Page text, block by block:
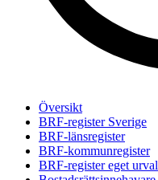
Översikt
BRF-register Sverige
BRF-länsregister
BRF-kommunregister
BRF-register eget urval